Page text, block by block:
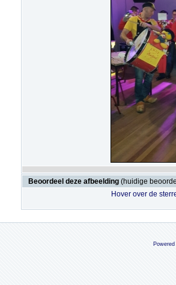
Beoordeel deze afbeelding (huidige
Hover over de